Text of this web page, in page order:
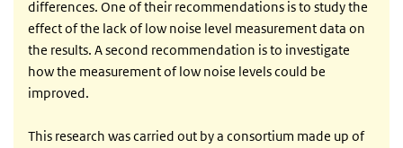
differences. One of their recommendations is to study the
effect of the lack of low noise level measurement data on
the results. A second recommendation is to investigate
how the measurement of low noise levels could be
improved.
This research was carried out by a consortium made up of